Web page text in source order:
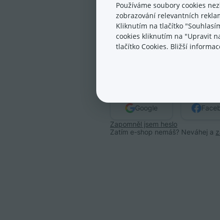
Heslo:
Google
Zapomněl jsem heslo
Zatím e-shop nemáš? Neváhej a
Používáme soubory cookies
zobrazování relevantních
Kliknutím na tlačítko
cookies kliknutím na "Upravit
tlačítko Cookies. Bližší